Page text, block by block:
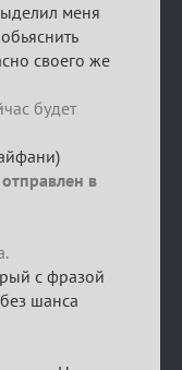
меня
своего же
будет
в
с фразой
шанса